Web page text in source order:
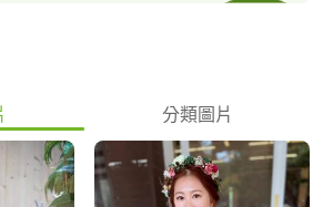
分類圖片